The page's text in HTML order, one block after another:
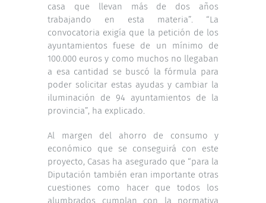
casa que llevan más de dos años
trabajando en esta materia”. “La
convocatoria exigía que la petición de los
ayuntamientos fuese de un mínimo de
100.000 euros y como muchos no llegaban
a esa cantidad se buscó la fórmula para
poder solicitar estas ayudas y cambiar la
iluminación de 94 ayuntamientos de la
provincia”, ha explicado.
Al margen del ahorro de consumo y
económico que se conseguirá con este
proyecto, Casas ha asegurado que “para la
Diputación también eran importante otras
cuestiones como hacer que todos los
alumbrados cumplan con la normativa